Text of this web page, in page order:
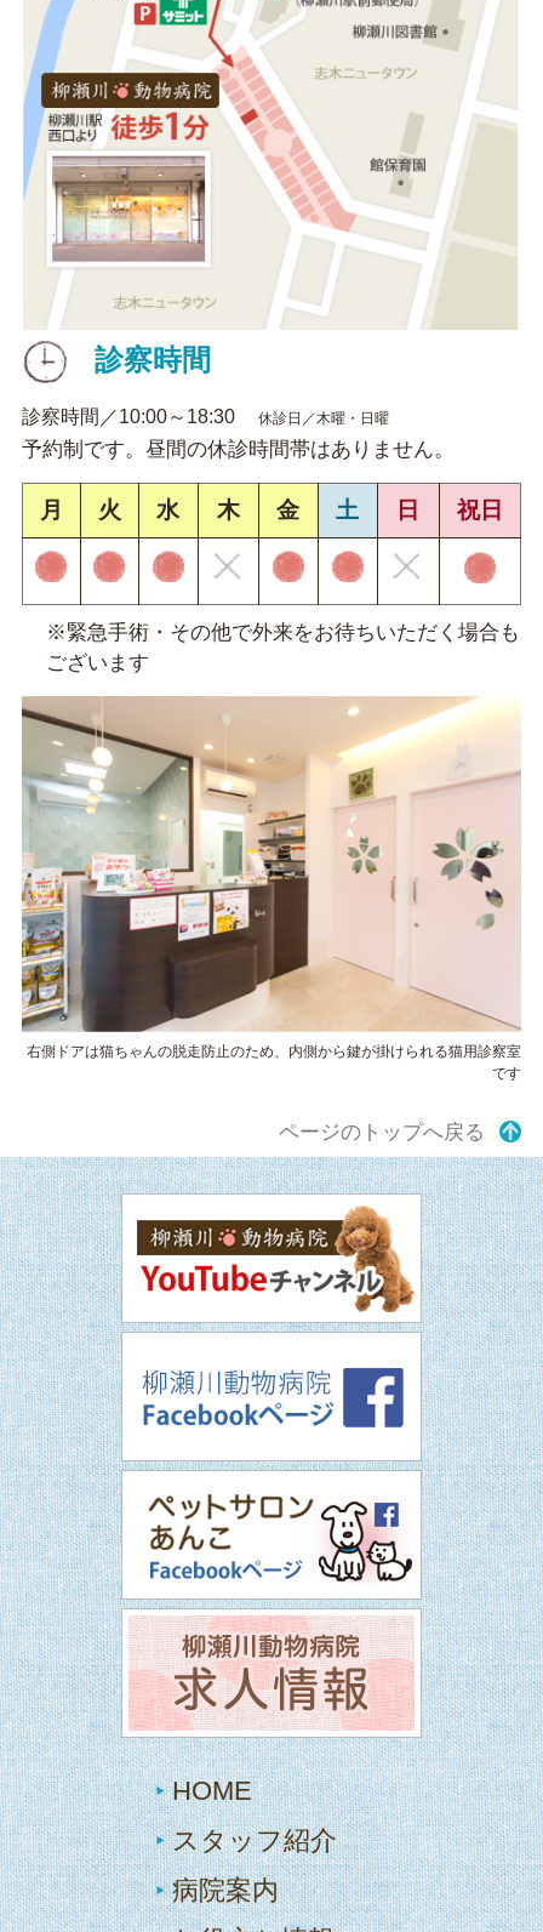
診察時間
診察時間／10:00～18:30 休診日／木曜・日曜
予約制です。昼間の休診時間帯はありません。
月 火 水 木 金 土 日 祝日
※緊急手術・その他で外来をお待ちいただく場合も
ございます
右側ドアは猫ちゃんの脱走防止のため、内側から鍵が掛けられる猫用診察室
です
ページのトップへ戻る
HOME
スタッフ紹介
病院案内